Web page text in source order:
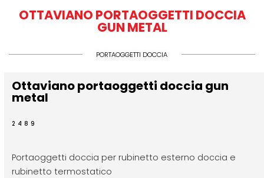
OTTAVIANO PORTAOGGETTI DOCCIA
GUN METAL
PORTAOGGETTI DOCCIA
Ottaviano portaoggetti doccia gun
metal
2489
Portaoggetti doccia per rubinetto esterno doccia e
rubinetto termostatico